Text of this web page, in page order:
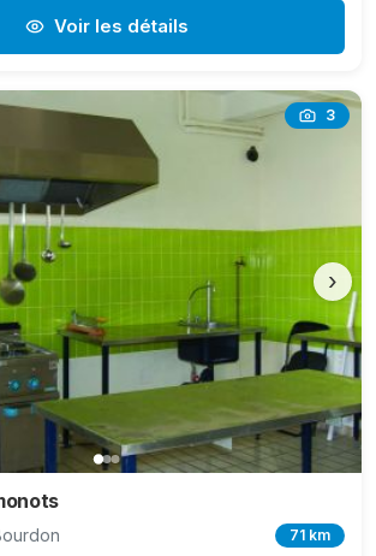
Voir les détails
3
›
71 km